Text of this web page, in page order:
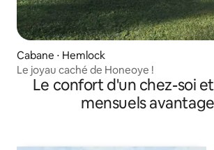
Cabane ⋅ Hemlock
Le joyau caché de Honeoye !
Le confort d'un chez-soi
mensuels